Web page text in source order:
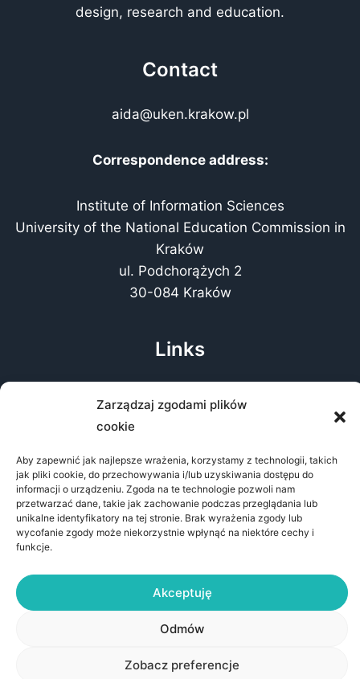
Zarządzaj zgodami plików
cookie
Aby zapewnić jak najlepsze wrażenia, korzystamy z technologii, takich
jak pliki cookie, do przechowywania i/lub uzyskiwania dostępu do
informacji o urządzeniu. Zgoda na te technologie pozwoli nam
przetwarzać dane, takie jak zachowanie podczas przeglądania lub
unikalne identyfikatory na tej stronie. Brak wyrażenia zgody lub
wycofanie zgody może niekorzystnie wpłynąć na niektóre cechy i
funkcje.
Akceptuję
Odmów
Zobacz preferencje
design, research and education.
Contact
aida@uken.krakow.pl
Correspondence address:
Institute of Information Sciences
University of the National Education Commission in
Kraków
ul. Podchorążych 2
30-084 Kraków
Links
Public Information Bulletin
GDPR clause
Privacy policy
© 2026 AIDA - Architektura Informacji jako Dyscyplina
Uniwersytet Komisji Edukacji Narodowej w Krakowie